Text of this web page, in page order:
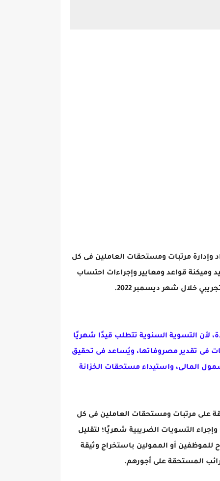
وإدارة مرتبات ومستحقات العاملين فى كل
وميكنة قواعد ومعايير وإجراءات احتساب
وتتم التسوية الضريبية لعام 2023 وفقًا للمنظومة الجديدة، لأن التسوية السنوية تتطلب قيدًا شهريًا
فى تقدير مصروفاتها، ويُساعد فى تحقيق
المالى، واستيداء مستحقات الخزانة
على مرتبات ومستحقات العاملين فى كل
التسويات الضريبية شهريًا؛ لتقليل
للموظفين أو الممولين باستخراج وثيقة
المستحقة على أجورهم.